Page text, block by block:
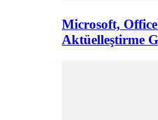
Microsoft,
Aktüelleştirme